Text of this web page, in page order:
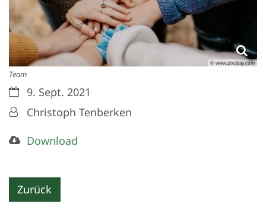
© www.pixabay.com
Team
Datum:9. Sept. 2021
Von:Christoph Tenberken
Download
Zurück